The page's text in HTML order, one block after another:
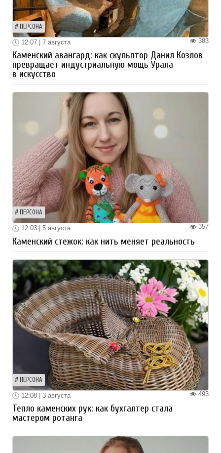
ПЕРСОНА
383
12:07 | 7 августа
Каменский авангард: как скульптор Данил Козлов
превращает индустриальную мощь Урала
в искусство
ПЕРСОНА
357
12:03 | 5 августа
Каменский стежок: как нить меняет реальность
ПЕРСОНА
493
12:08 | 3 августа
Тепло каменских рук: как бухгалтер стала
мастером ротанга